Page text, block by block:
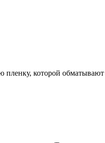
которой